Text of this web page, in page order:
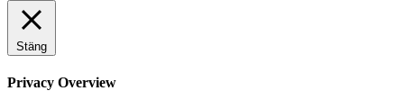
Stäng
Privacy Overview